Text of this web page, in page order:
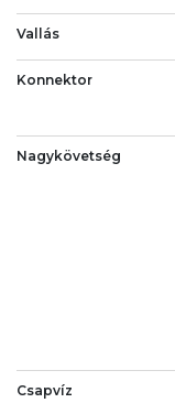
Vallás
Konnektor
Nagykövetség
Csapvíz